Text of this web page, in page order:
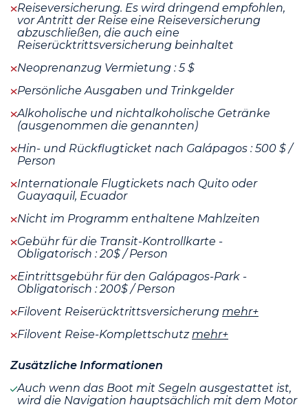
Reiseversicherung. Es wird dringend empfohlen,
vor Antritt der Reise eine Reiseversicherung
abzuschließen, die auch eine
Reiserücktrittsversicherung beinhaltet
Neoprenanzug Vermietung : 5 $
Persönliche Ausgaben und Trinkgelder
Alkoholische und nichtalkoholische Getränke
(ausgenommen die genannten)
Hin- und Rückflugticket nach Galápagos : 500 $ /
Person
Internationale Flugtickets nach Quito oder
Guayaquil, Ecuador
Nicht im Programm enthaltene Mahlzeiten
Gebühr für die Transit-Kontrollkarte -
Obligatorisch : 20$ / Person
Eintrittsgebühr für den Galápagos-Park -
Obligatorisch : 200$ / Person
Filovent Reiserücktrittsversicherung mehr+
Filovent Reise-Komplettschutz mehr+
Zusätzliche Informationen
Auch wenn das Boot mit Segeln ausgestattet ist,
wird die Navigation hauptsächlich mit dem Motor